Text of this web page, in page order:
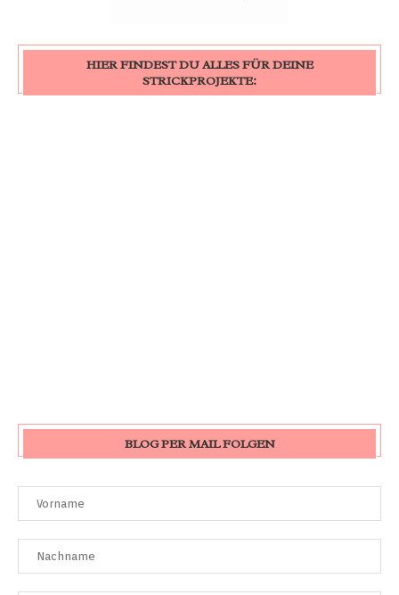
HIER FINDEST DU ALLES FÜR DEINE
STRICKPROJEKTE:
BLOG PER MAIL FOLGEN